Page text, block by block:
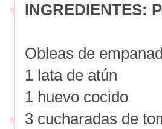
INGREDIENTES:
Obleas de
1 lata de atún
1 huevo cocido
3 cucharadas de